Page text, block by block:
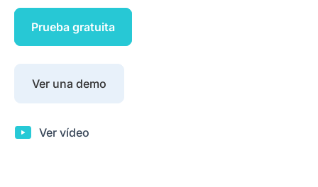
Prueba gratuita
Ver una demo
Ver vídeo